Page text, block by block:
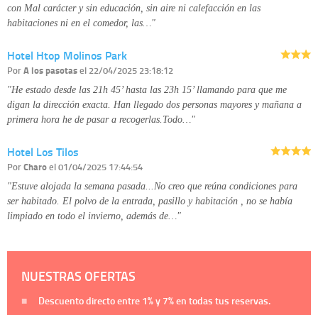
con Mal carácter y sin educación, sin aire ni calefacción en las
habitaciones ni en el comedor, las…"
Hotel Htop Molinos Park
PorA los pasotasel 22/04/2025 23:18:12
"He estado desde las 21h 45’ hasta las 23h 15’ llamando para que me
digan la dirección exacta. Han llegado dos personas mayores y mañana a
primera hora he de pasar a recogerlas.Todo…"
Hotel Los Tilos
PorCharoel 01/04/2025 17:44:54
"Estuve alojada la semana pasada...No creo que reúna condiciones para
ser habitado. El polvo de la entrada, pasillo y habitación , no se había
limpiado en todo el invierno, además de…"
NUESTRAS OFERTAS
Descuento directo entre 1%y 7%en todas tus reservas.